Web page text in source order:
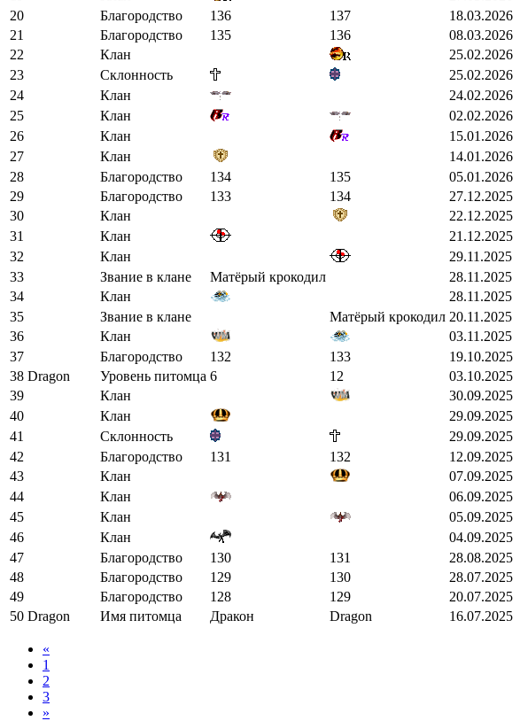
20
Благородство 136 137
18.03.2026
21
Благородство 135 136
08.03.2026
22
Клан
25.02.2026
23
Склонность
25.02.2026
24
Клан
24.02.2026
25
Клан
02.02.2026
26
Клан
15.01.2026
27
Клан
14.01.2026
28
Благородство 134 135
05.01.2026
29
Благородство 133 134
27.12.2025
30
Клан
22.12.2025
31
Клан
21.12.2025
32
Клан
29.11.2025
33
Звание в клане Матёрый крокодил
28.11.2025
34
Клан
28.11.2025
35
Звание в клане Матёрый крокодил 20.11.2025
36
Клан
03.11.2025
37
Благородство 132 133
19.10.2025
38 Dragon Уровень питомца 6 12
03.10.2025
39
Клан
30.09.2025
40
Клан
29.09.2025
41
Склонность
29.09.2025
42
Благородство 131 132
12.09.2025
43
Клан
07.09.2025
44
Клан
06.09.2025
45
Клан
05.09.2025
46
Клан
04.09.2025
47
Благородство 130 131
28.08.2025
48
Благородство 129 130
28.07.2025
49
Благородство 128 129
20.07.2025
50 Dragon Имя питомца Дракон Dragon 16.07.2025
«
1
2
3
»